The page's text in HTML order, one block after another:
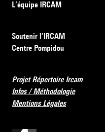
L’équipe IRCAM
Soutenir l’IRCAM
Centre Pompidou
Projet Répertoire Ircam
Infos / Méthodologie
Mentions Légales